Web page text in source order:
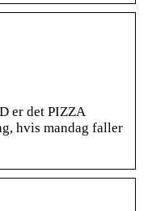
er det PIZZA
hvis mandag faller